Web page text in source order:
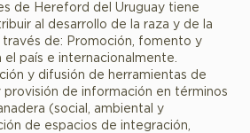
de Hereford del Uruguay tiene
al desarrollo de la raza y de la
través de: Promoción, fomento y
el país e internacionalmente.
y difusión de herramientas de
de información en términos
(social, ambiental y
de espacios de integración,